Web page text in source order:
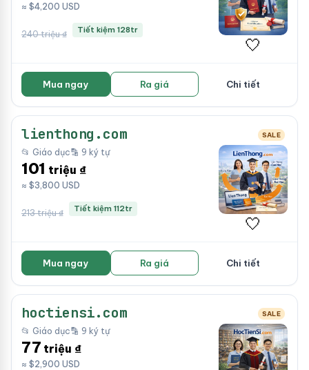
≈ $4,200 USD
240 triệu ₫ Tiết kiệm 128tr
🤍
Mua ngay Ra giá Chi tiết
lienthong.com SALE
📂 Giáo dục🔡 9 ký tự
101 triệu ₫
≈ $3,800 USD
213 triệu ₫ Tiết kiệm 112tr
🤍
Mua ngay Ra giá Chi tiết
hoctiensi.com SALE
📂 Giáo dục🔡 9 ký tự
77 triệu ₫
≈ $2,900 USD